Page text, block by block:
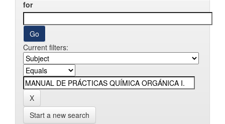
for
Current filters:
Start a new search